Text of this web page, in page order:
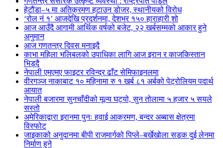
हेटौंडा–५ मा अतिक्रमण हटाउन डोजर, स्थानीयको विरोध
‘रोल नं १’ आजदेखि प्रदर्शनमा, देशभर १५० हाराहारी शो
आज आउँदै आगामी आर्थिक वर्षको बजेट, २२ खर्बसम्मको आकार हुने
अनुमान
आज गणतन्त्र दिवस मनाइदै
काभा महिला भलिबलको उपाधिका लागि आज इरान र काजकिस्तान
भिड्दै
नेपाली एमएमए फाइटर रविन्द्र ढाँट सेमिफाइनलमा
वीरगञ्ज नाकाबाट १० महिनामा रु १ खर्ब ८१ अर्बको पेट्रोलियम पदार्थ
आयात
नेपाली बजारमा सुनचाँदीको मूल्य घट्यो, सुन तोलामा ५ हजार ५ सयले
सस्तो
अमेरिकाद्वारा इरानमा पुनः हवाई आक्रमण, बन्दर अब्बास क्षेत्रमा
विस्फोट
जाइकाको अनुदानमा बीपी राजमार्गको पिप्ले–बर्खेखोला सडक दुई लेनमा
निर्माण हुने